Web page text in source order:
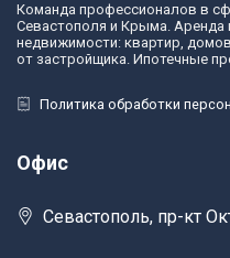
Команда профессионалов в
Севастополя и Крыма.
недвижимости: квартир,
от застройщика. Ипотечные
Политика обработки
Офис
Севастополь, пр-кт